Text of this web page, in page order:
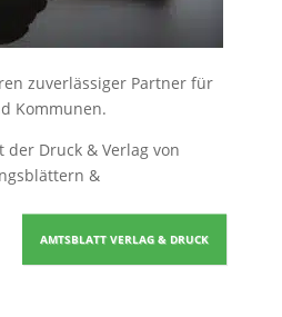
zuverlässiger Partner für
Kommunen.
der Druck & Verlag von
&
AMTSBLATT VERLAG & DRUCK